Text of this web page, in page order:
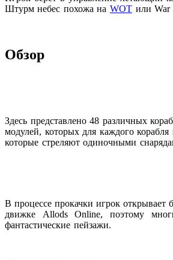
Штурм небес похожа на WOTили War
Обзор
Здесь представлено 48 различных
модулей, которых для каждого
которые стреляют одиночными
В процессе прокачки игрок
движке Allods Online, поэтому
фантастические пейзажи.